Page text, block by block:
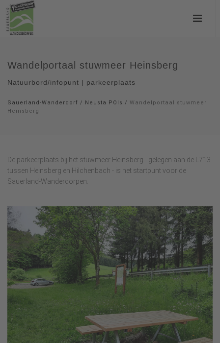
Wandelportaal stuwmeer Heinsberg
Natuurbord/infopunt | parkeerplaats
Sauerland-Wanderdorf / Neusta POIs / Wandelportaal stuwmeer
Heinsberg
De parkeerplaats bij het stuwmeer Heinsberg - gelegen aan de L713
tussen Heinsberg en Hilchenbach - is het startpunt voor de
Sauerland-Wanderdorpen.